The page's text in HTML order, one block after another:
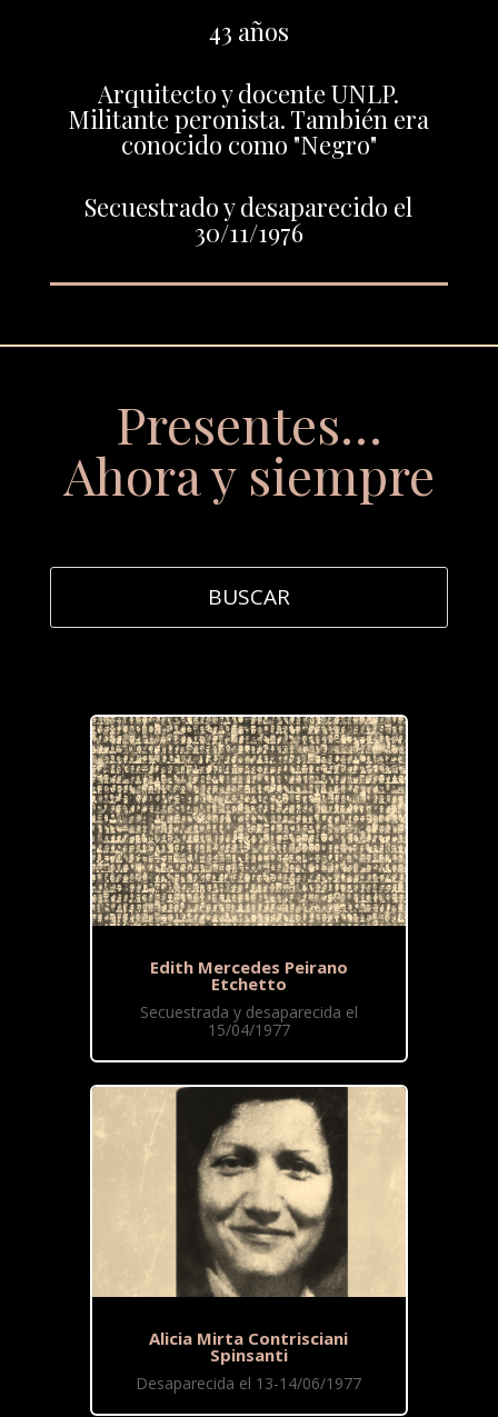
43 años
Arquitecto y docente UNLP.
Militante peronista. También era
conocido como "Negro"
Secuestrado y desaparecido el
30/11/1976
Presentes…
Ahora y siempre
Edith Mercedes Peirano
Etchetto
Secuestrada y desaparecida el
15/04/1977
Alicia Mirta Contrisciani
Spinsanti
Desaparecida el 13-14/06/1977